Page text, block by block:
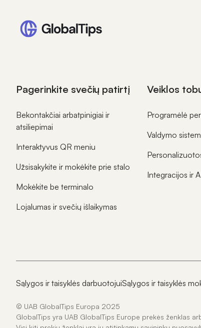
Pagerinkite svečių patirtį
Bekontakčiai arbatpinigiai ir
atsiliepimai
Interaktyvus QR meniu
Užsisakykite ir mokėkite prie stalo
Mokėkite be terminalo
Lojalumas ir svečių išlaikymas
Veiklos
Programėlė
Valdymo
Integracijos ir
Sąlygos ir taisyklės darbuotojuiSąlygos ir taisyklės
© UAB GlobalTips Europa 2025
GlobalTips yra UAB GlobalTips Europe prekės ženklas